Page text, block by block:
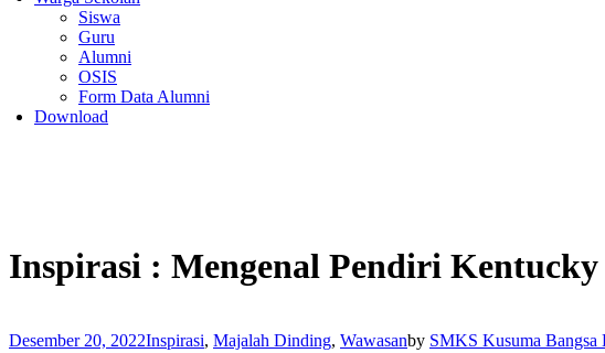
Siswa
Guru
Alumni
OSIS
Form Data Alumni
Download
Inspirasi : Mengenal Pendiri
Desember 20, 2022Inspirasi, Majalah Dinding, Wawasanby SMKS Kusuma Bangsa